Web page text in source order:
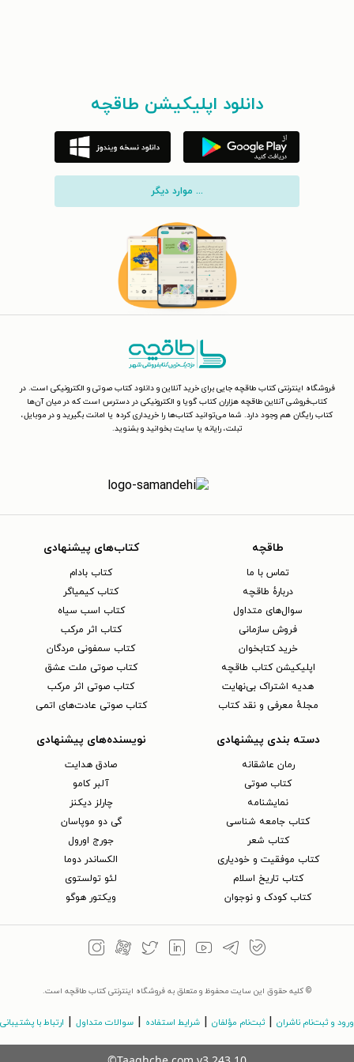
دانلود اپلیکیشن طاقچه
... موارد دیگر
فروشگاه اینترنتی کتاب طاقچه جایی برای خرید آنلاین و دانلود کتاب صوتی و الکترونیکی است. در
کتاب‌فروشی آنلاین طاقچه هزاران کتاب گویا و الکترونیکی در دسترس است که در میان آن‌ها
کتاب رایگان هم وجود دارد. شما می‌توانید کتاب‌ها را خریداری کرده یا امانت بگیرید و در موبایل،
تبلت، رایانه یا سایت بخوانید و بشنوید.
طاقچه
تماس با ما
دربارهٔ طاقچه
سوال‌های متداول
فروش سازمانی
خرید کتابخوان
اپلیکیشن کتاب طاقچه
هدیه اشتراک بی‌نهایت
مجلهٔ معرفی و نقد کتاب
کتاب‌های پیشنهادی
کتاب بادام
کتاب کیمیاگر
کتاب اسب سیاه
کتاب اثر مرکب
کتاب سمفونی مردگان
کتاب صوتی ملت عشق
کتاب صوتی اثر مرکب
کتاب صوتی عادت‌های اتمی
دسته بندی پیشنهادی
رمان عاشقانه
کتاب‌ صوتی
نمایشنامه
کتاب جامعه شناسی
کتاب شعر
کتاب موفقیت و خودیاری
کتاب تاریخ اسلام
کتاب کودک و نوجوان
نویسنده‌های پیشنهادی
صادق هدایت
آلبر کامو
چارلز دیکنز
گی دو موپاسان
جورج اورول
الکساندر دوما
لئو تولستوی
ویکتور هوگو
© کلیه حقوق این سایت محفوظ و متعلق به فروشگاه اینترنتی کتاب طاقچه است.
ورود و ثبت‌نام ناشران | ثبت‌نام مؤلفان | شرایط استفاده | سوالات متداول | ارتباط با پشتیبانی